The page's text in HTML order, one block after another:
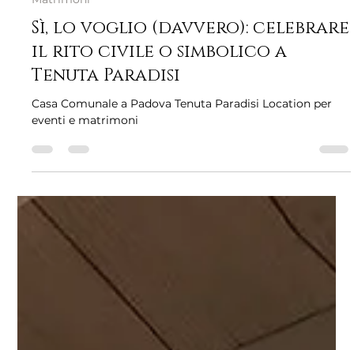
9 mag 2025
Matrimoni
Sì, lo voglio (davvero): celebrare
il rito civile o simbolico a
Tenuta Paradisi
Casa Comunale a Padova Tenuta Paradisi Location per